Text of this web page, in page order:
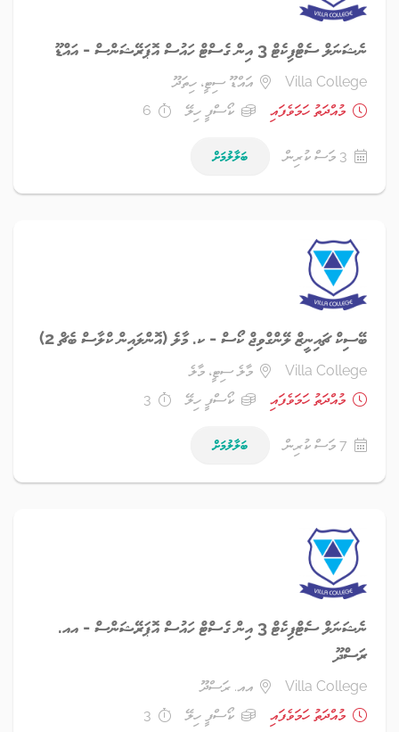
ނެޝަނަލް ސެޓްފިކެޓް 3 އިން ގެސްޓް ހައުސް އޮޕަރޭޝަންސް - އައްޑޫ
Villa College
އައްޑޫ ސިޓީ، ހިތަދޫ
މުއްދަތު ހަމަވެފައި
ކޯސްފީ ހިލޭ 6
3 މަސް ކުރިން ބަލާލުމަށް
ބޭސިކް ޗައިނީޒް ލޭންގްވިޖް ކޯސް - ކ. މާލެ (އޮންލައިން ކްލާސް ބެޗް 2)
Villa College
މާލެ ސިޓީ، މާލެ
މުއްދަތު ހަމަވެފައި
ކޯސްފީ ހިލޭ 3
7 މަސް ކުރިން ބަލާލުމަށް
ނެޝަނަލް ސެޓްފިކެޓް 3 އިން ގެސްޓް ހައުސް އޮޕަރޭޝަންސް - އއ.
ރަސްދޫ
Villa College
އއ. ރަސްދޫ
މުއްދަތު ހަމަވެފައި
ކޯސްފީ ހިލޭ 3